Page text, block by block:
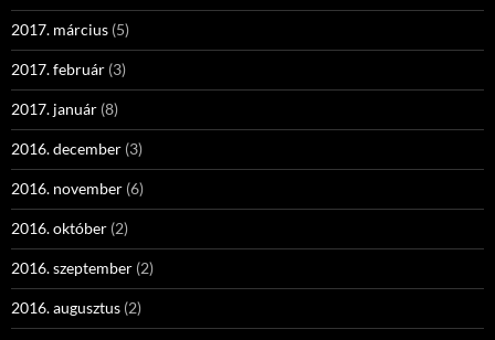
2017. március (5)
2017. február (3)
2017. január (8)
2016. december (3)
2016. november (6)
2016. október (2)
2016. szeptember (2)
2016. augusztus (2)